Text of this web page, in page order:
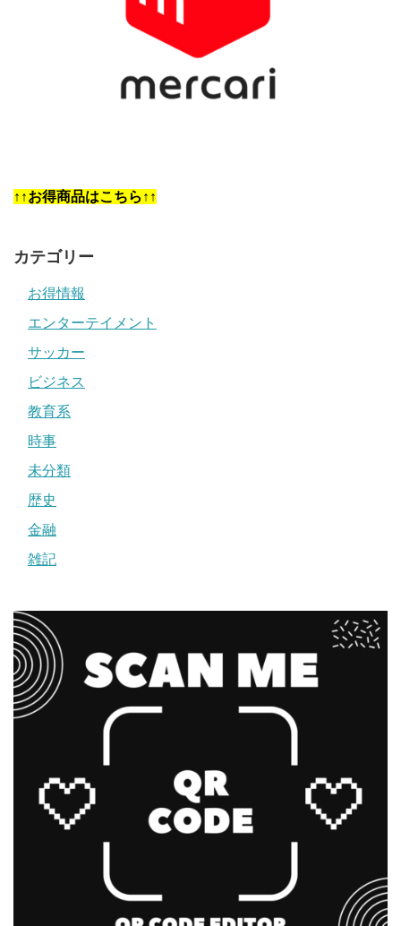
↑↑お得商品はこちら↑↑
カテゴリー
お得情報
エンターテイメント
サッカー
ビジネス
教育系
時事
未分類
歴史
金融
雑記